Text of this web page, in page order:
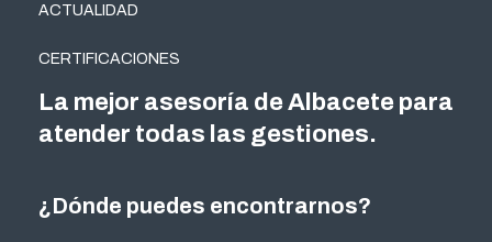
ACTUALIDAD
CERTIFICACIONES
¿Dónde puedes encontrarnos?
La mejor asesoría de Albacete para
atender todas las gestiones.